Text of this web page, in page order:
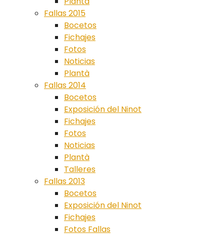
Fallas 2015
Bocetos
Fichajes
Fotos
Noticias
Plantà
Fallas 2014
Bocetos
Exposición del Ninot
Fichajes
Fotos
Noticias
Plantà
Talleres
Fallas 2013
Bocetos
Exposición del Ninot
Fichajes
Fotos Fallas